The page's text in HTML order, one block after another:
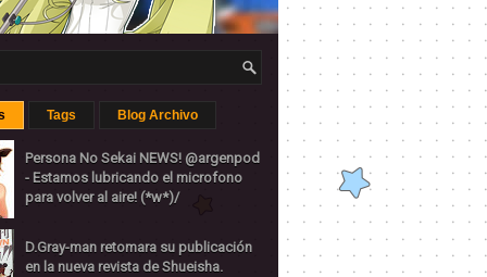
Tags Blog Archivo
Persona No Sekai NEWS! @argenpod
- Estamos lubricando el microfono
para volver al aire! (*w*)/
D.Gray-man retomara su publicación
en la nueva revista de Shueisha.